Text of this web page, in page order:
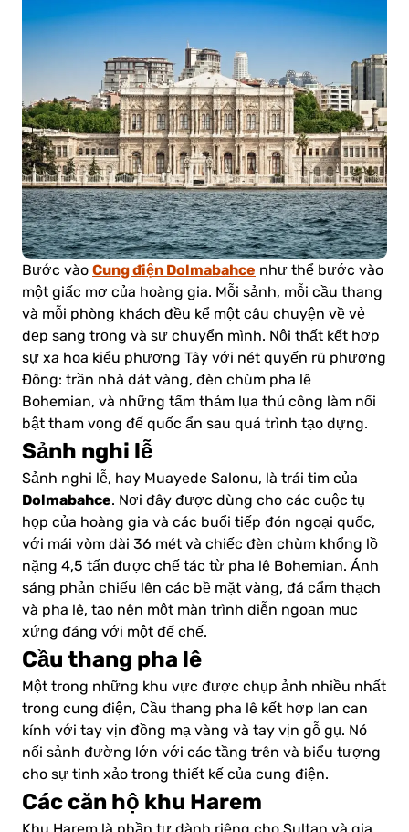
Bước vào Cung điện Dolmabahce như thể bước vào
một giấc mơ của hoàng gia. Mỗi sảnh, mỗi cầu thang
và mỗi phòng khách đều kể một câu chuyện về vẻ
đẹp sang trọng và sự chuyển mình. Nội thất kết hợp
sự xa hoa kiểu phương Tây với nét quyến rũ phương
Đông: trần nhà dát vàng, đèn chùm pha lê
Bohemian, và những tấm thảm lụa thủ công làm nổi
bật tham vọng đế quốc ẩn sau quá trình tạo dựng.
Sảnh nghi lễ
Sảnh nghi lễ, hay Muayede Salonu, là trái tim của
Dolmabahce. Nơi đây được dùng cho các cuộc tụ
họp của hoàng gia và các buổi tiếp đón ngoại quốc,
với mái vòm dài 36 mét và chiếc đèn chùm khổng lồ
nặng 4,5 tấn được chế tác từ pha lê Bohemian. Ánh
sáng phản chiếu lên các bề mặt vàng, đá cẩm thạch
và pha lê, tạo nên một màn trình diễn ngoạn mục
xứng đáng với một đế chế.
Cầu thang pha lê
Một trong những khu vực được chụp ảnh nhiều nhất
trong cung điện, Cầu thang pha lê kết hợp lan can
kính với tay vịn đồng mạ vàng và tay vịn gỗ gụ. Nó
nối sảnh đường lớn với các tầng trên và biểu tượng
cho sự tinh xảo trong thiết kế của cung điện.
Các căn hộ khu Harem